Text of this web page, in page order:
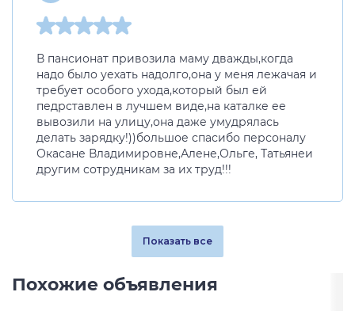
В пансионат привозила маму дважды,когда
надо было уехать надолго,она у меня лежачая и
требует особого ухода,который был ей
педрставлен в лучшем виде,на каталке ее
вывозили на улицу,она даже умудрялась
делать зарядку!))большое спасибо персоналу
Окасане Владимировне,Алене,Ольге, Татьянеи
другим сотрудникам за их труд!!!
Показать все
Похожие объявления